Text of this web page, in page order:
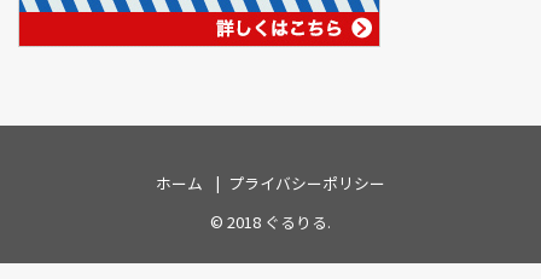
ホーム
プライバシーポリシー
© 2018 ぐるりる.